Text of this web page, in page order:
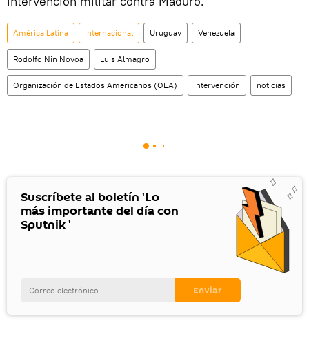
América Latina Internacional Uruguay Venezuela
Rodolfo Nin Novoa Luis Almagro
Organización de Estados Americanos (OEA) intervención noticias
Suscríbete al boletín 'Lo
más importante del día con
Sputnik '